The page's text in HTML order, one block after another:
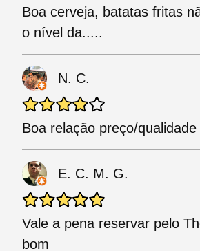
Boa cerveja, batatas fritas
o nível da.....
N. C.
Boa relação preço/
E. C. M. G.
Vale a pena reservar pelo
bom